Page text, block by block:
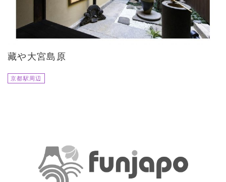
藏や大宮島原
京都駅周辺